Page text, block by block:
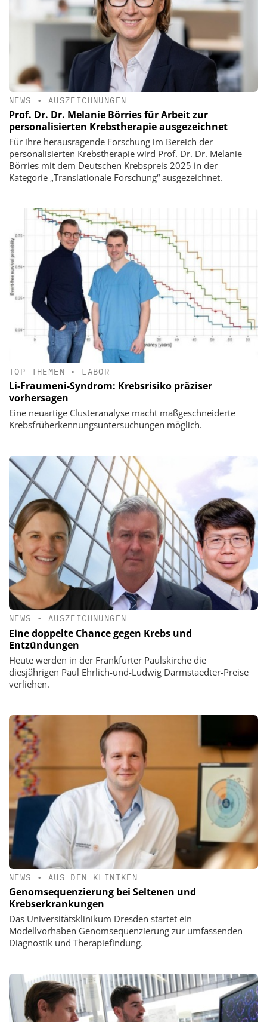
NEWS • AUSZEICHNUNGEN
Prof. Dr. Dr. Melanie Börries für Arbeit zur
personalisierten Krebstherapie ausgezeichnet
Für ihre herausragende Forschung im Bereich der
personalisierten Krebstherapie wird Prof. Dr. Dr. Melanie
Börries mit dem Deutschen Krebspreis 2025 in der
Kategorie „Translationale Forschung“ ausgezeichnet.
TOP-THEMEN • LABOR
Li-Fraumeni-Syndrom: Krebsrisiko präziser
vorhersagen
Eine neuartige Clusteranalyse macht maßgeschneiderte
Krebsfrüherkennungsuntersuchungen möglich.
NEWS • AUSZEICHNUNGEN
Eine doppelte Chance gegen Krebs und
Entzündungen
Heute werden in der Frankfurter Paulskirche die
diesjährigen Paul Ehrlich-und-Ludwig Darmstaedter-Preise
verliehen.
NEWS • AUS DEN KLINIKEN
Genomsequenzierung bei Seltenen und
Krebserkrankungen
Das Universitätsklinikum Dresden startet ein
Modellvorhaben Genomsequenzierung zur umfassenden
Diagnostik und Therapiefindung.